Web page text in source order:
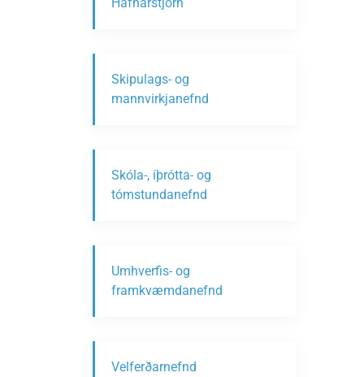
Skipulags- og
mannvirkjanefnd
Skóla-, íþrótta- og
tómstundanefnd
Umhverfis- og
framkvæmdanefnd
Velferðarnefnd